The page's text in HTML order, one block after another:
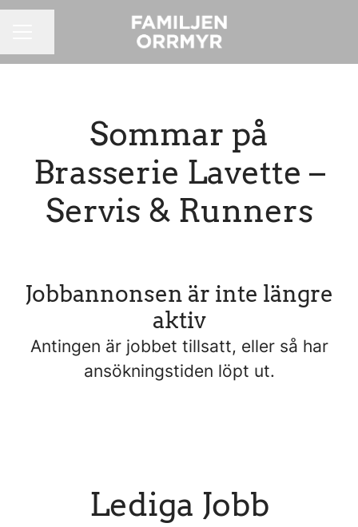
Sommar på
Brasserie Lavette –
Servis & Runners
Jobbannonsen är inte längre
aktiv
Antingen är jobbet tillsatt, eller så har
ansökningstiden löpt ut.
Lediga Jobb